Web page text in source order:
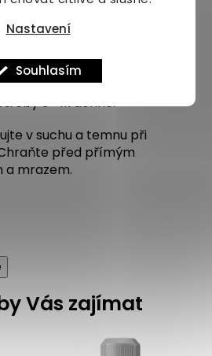
Nastavení
Souhlasím
GLYCOL,
60, SODIUM
: Emulgel aplikujte v
3-4x denně.
v suchu a temnu při
před přímým
a mrazem.
Vás zajímat